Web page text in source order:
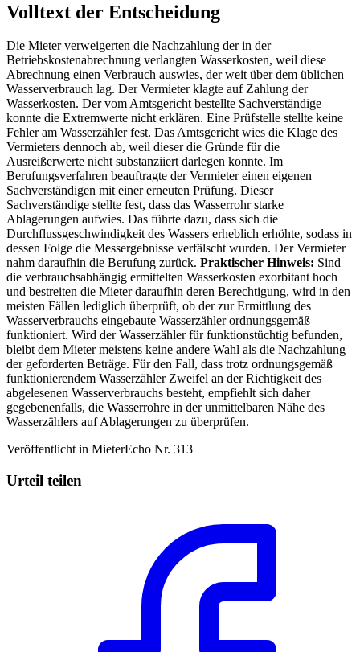
Volltext der Entscheidung
Die Mieter verweigerten die Nachzahlung der in der
Betriebskostenabrechnung verlangten Wasserkosten, weil diese
Abrechnung einen Verbrauch auswies, der weit über dem üblichen
Wasserverbrauch lag. Der Vermieter klagte auf Zahlung der
Wasserkosten. Der vom Amtsgericht bestellte Sachverständige
konnte die Extremwerte nicht erklären. Eine Prüfstelle stellte keine
Fehler am Wasserzähler fest. Das Amtsgericht wies die Klage des
Vermieters dennoch ab, weil dieser die Gründe für die
Ausreißerwerte nicht substanziiert darlegen konnte. Im
Berufungsverfahren beauftragte der Vermieter einen eigenen
Sachverständigen mit einer erneuten Prüfung. Dieser
Sachverständige stellte fest, dass das Wasserrohr starke
Ablagerungen aufwies. Das führte dazu, dass sich die
Durchflussgeschwindigkeit des Wassers erheblich erhöhte, sodass in
dessen Folge die Messergebnisse verfälscht wurden. Der Vermieter
nahm daraufhin die Berufung zurück. Praktischer Hinweis: Sind
die verbrauchsabhängig ermittelten Wasserkosten exorbitant hoch
und bestreiten die Mieter daraufhin deren Berechtigung, wird in den
meisten Fällen lediglich überprüft, ob der zur Ermittlung des
Wasserverbrauchs eingebaute Wasserzähler ordnungsgemäß
funktioniert. Wird der Wasserzähler für funktionstüchtig befunden,
bleibt dem Mieter meistens keine andere Wahl als die Nachzahlung
der geforderten Beträge. Für den Fall, dass trotz ordnungsgemäß
funktionierendem Wasserzähler Zweifel an der Richtigkeit des
abgelesenen Wasserverbrauchs besteht, empfiehlt sich daher
gegebenenfalls, die Wasserrohre in der unmittelbaren Nähe des
Wasserzählers auf Ablagerungen zu überprüfen.
Veröffentlicht in MieterEcho Nr. 313
Urteil teilen